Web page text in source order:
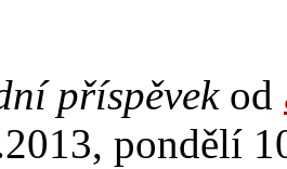
příspěvekod
pondělí